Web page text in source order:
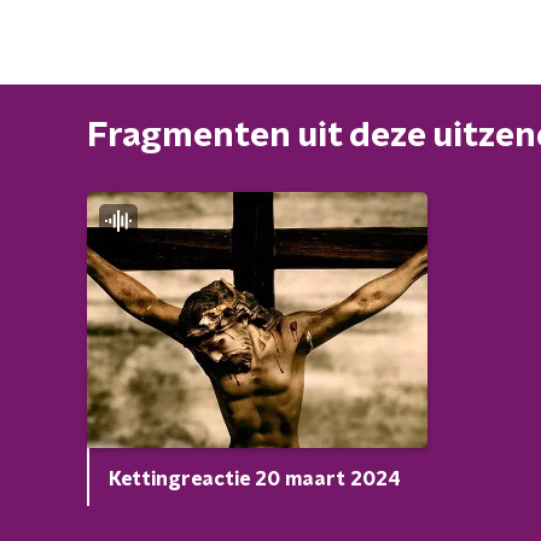
Fragmenten uit deze
Kettingreactie 20 maart 2024